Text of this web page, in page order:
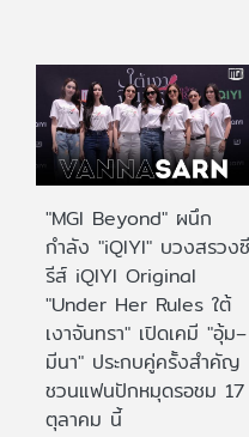
"MGI Beyond" ผนึก
กำลัง "iQIYI" บวงสรวงซี
รีส์ iQIYI Original
"Under Her Rules ใต้
เงาจันทรา" เปิดเคมี "อุ้ม–
มีนา" ประกบคู่ครั้งสำคัญ
ชวนแฟนปักหมุดรอชม 17
ตุลาคม นี้